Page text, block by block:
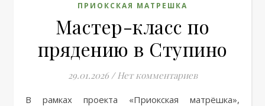
ПРИОКСКАЯ МАТРЕШКА
Мастер-класс по
прядению в Ступино
29.01.2026 / Нет комментариев
В рамках проекта «Приокская матрёшка»,